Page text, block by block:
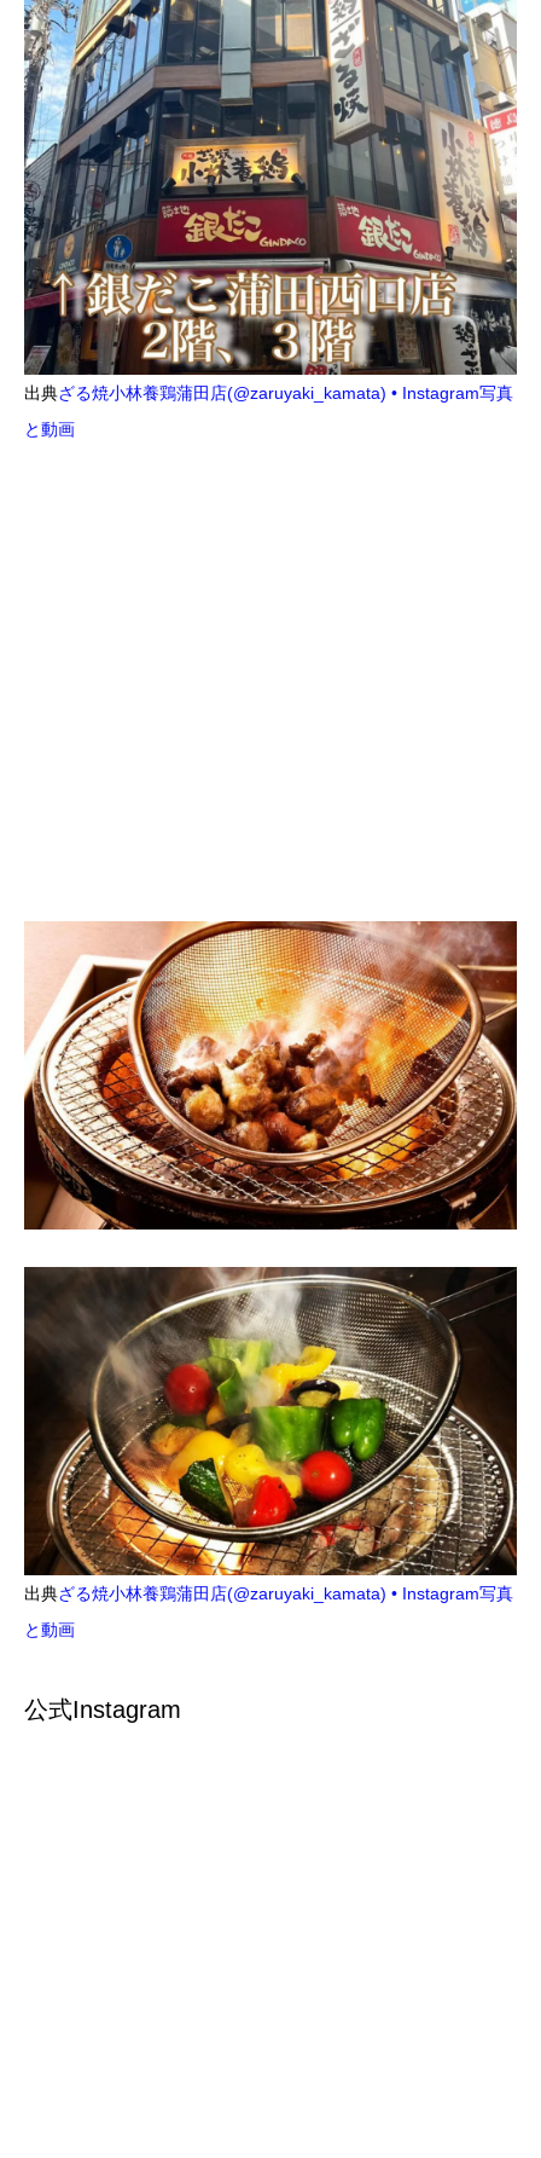
出典ざる焼小林養鶏蒲田店(@zaruyaki_kamata) • Instagram写真
と動画
出典ざる焼小林養鶏蒲田店(@zaruyaki_kamata) • Instagram写真
と動画
公式Instagram